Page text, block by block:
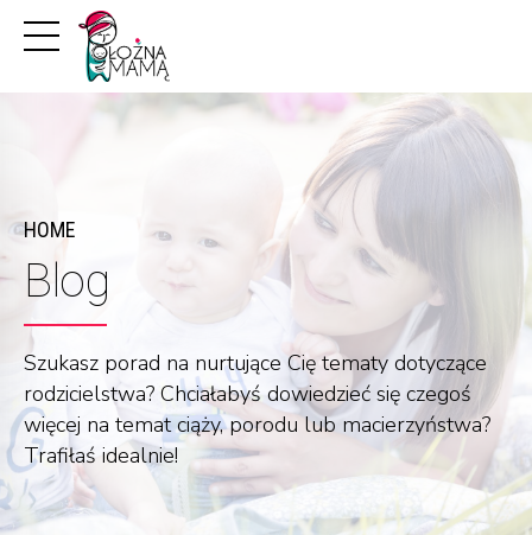
HOME
Blog
Szukasz porad na nurtujące Cię tematy dotyczące
rodzicielstwa? Chciałabyś dowiedzieć się czegoś
więcej na temat ciąży, porodu lub macierzyństwa?
Trafiłaś idealnie!